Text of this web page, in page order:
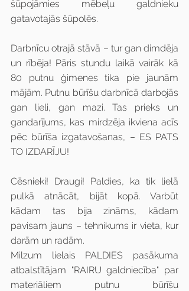
šūpojāmies mēbeļu galdnieku
gatavotajās šūpolēs.
Darbnīcu otrajā stāvā – tur gan dimdēja
un rībēja! Pāris stundu laikā vairāk kā
80 putnu ģimenes tika pie jaunām
mājām. Putnu būrīšu darbnīcā darbojās
gan lieli, gan mazi. Tas prieks un
gandarījums, kas mirdzēja ikviena acīs
pēc būrīša izgatavošanas, – ES PATS
TO IZDARĪJU!
Cēsnieki! Draugi! Paldies, ka tik lielā
pulkā atnācāt, bijāt kopā. Varbūt
kādam tas bija zināms, kādam
pavisam jauns – tehnikums ir vieta, kur
darām un radām.
Milzum lielais PALDIES pasākuma
atbalstītājam "RAIRU galdniecība" par
materiāliem putnu būrīšu